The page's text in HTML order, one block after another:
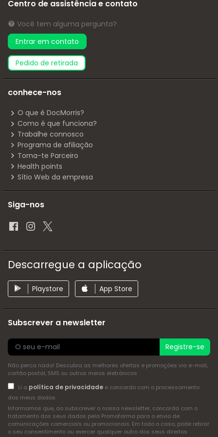
Centro de assistência e contato
Você tem alguma pergunta?
Entrar em contato
pedido de retirada
conhece-nos
O que é DocMorris?
Como é que funciona?
Trabalhe connosco
Programa de afiliação
Torna-te Parceiro
Health points
Sítio Web da empresa
Siga-nos
Descarregue a aplicação
Playstore App Store
Subscrever a newsletter
Registre-se
Não perca nada! Descubra as melhores ofertas e promoções via e-mail,
cartão postal, SMS ou outros meios eletrónicos
Li a política de privacidadee concordo com o processamento
dos meus dados
Informamos que, ao subscrever a nossa newsletter, concorda com o
tratamento dos seus dados pela Promofarma para o envio de
comunicações comerciais ou promocionais. Em todo o caso, pode retirar
o seu consentimento ou exercer qualquer outro dos seus direitos